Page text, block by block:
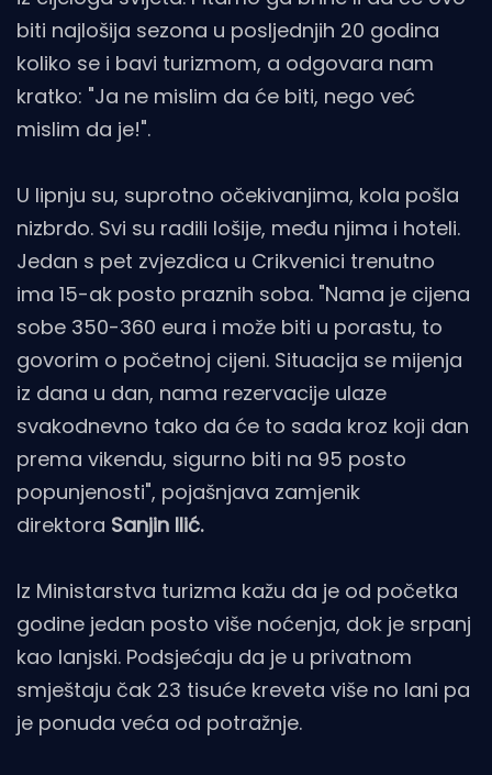
biti najlošija sezona u posljednjih 20 godina
koliko se i bavi turizmom, a odgovara nam
kratko: "Ja ne mislim da će biti, nego već
mislim da je!".
U lipnju su, suprotno očekivanjima, kola pošla
nizbrdo. Svi su radili lošije, među njima i hoteli.
Jedan s pet zvjezdica u Crikvenici trenutno
ima 15-ak posto praznih soba. "Nama je cijena
sobe 350-360 eura i može biti u porastu, to
govorim o početnoj cijeni. Situacija se mijenja
iz dana u dan, nama rezervacije ulaze
svakodnevno tako da će to sada kroz koji dan
prema vikendu, sigurno biti na 95 posto
popunjenosti", pojašnjava zamjenik
direktora Sanjin Ilić.
Iz Ministarstva turizma kažu da je od početka
godine jedan posto više noćenja, dok je srpanj
kao lanjski. Podsjećaju da je u privatnom
smještaju čak 23 tisuće kreveta više no lani pa
je ponuda veća od potražnje.